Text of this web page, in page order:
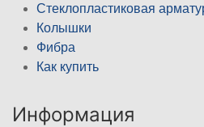
Стеклопластиковая
Колышки
Фибра
Как купить
Информация